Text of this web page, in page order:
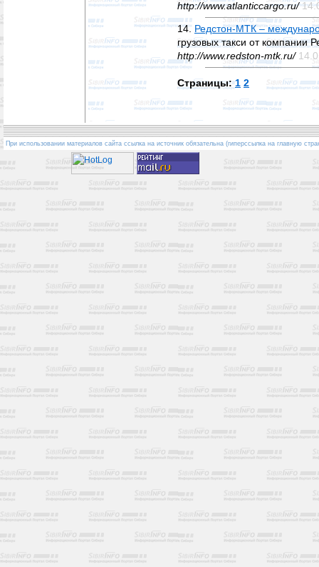
http://www.atlanticcargo.ru/
14. Редстон-МТК –
грузовых такси от компании
http://www.redston-mtk.ru/
Страницы:1 2
При использовании материалов сайта ссылка на источник обязательна (гиперссылка на главную